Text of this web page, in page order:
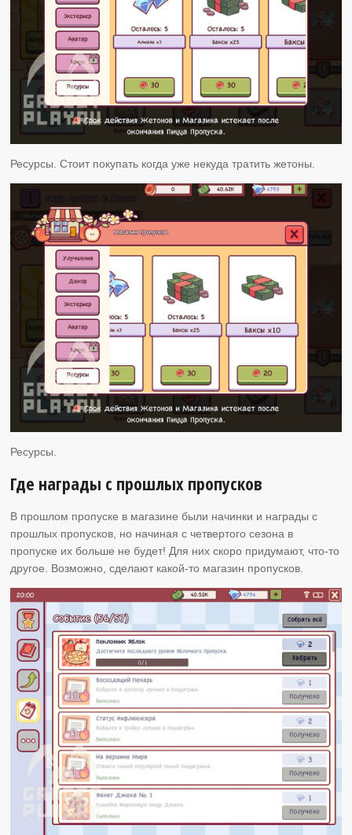
Ресурсы. Стоит покупать когда уже некуда тратить жетоны.
Ресурсы.
Где награды с прошлых пропусков
В прошлом пропуске в магазине были начинки и награды с
прошлых пропусков, но начиная с четвертого сезона в
пропуске их больше не будет! Для них скоро придумают, что-то
другое. Возможно, сделают какой-то магазин пропусков.